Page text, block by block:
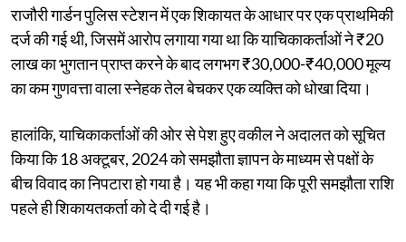
राजौरी गार्डन पुलिस स्टेशन में एक शिकायत के आधार पर एक प्राथमिकी
दर्ज की गई थी, जिसमें आरोप लगाया गया था कि याचिकाकर्ताओं ने ₹20
लाख का भुगतान प्राप्त करने के बाद लगभग ₹30,000-₹40,000 मूल्य
का कम गुणवत्ता वाला स्नेहक तेल बेचकर एक व्यक्ति को धोखा दिया।
हालांकि, याचिकाकर्ताओं की ओर से पेश हुए वकील ने अदालत को सूचित
किया कि 18 अक्टूबर, 2024 को समझौता ज्ञापन के माध्यम से पक्षों के
बीच विवाद का निपटारा हो गया है। यह भी कहा गया कि पूरी समझौता राशि
पहले ही शिकायतकर्ता को दे दी गई है।